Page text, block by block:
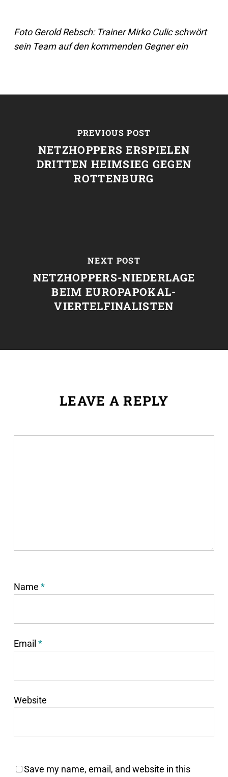
Foto Gerold Rebsch: Trainer Mirko Culic schwört
sein Team auf den kommenden Gegner ein
PREVIOUS POST
NETZHOPPERS ERSPIELEN
DRITTEN HEIMSIEG GEGEN
ROTTENBURG
NEXT POST
NETZHOPPERS-NIEDERLAGE
BEIM EUROPAPOKAL-
VIERTELFINALISTEN
LEAVE A REPLY
Name *
Email *
Website
Save my name, email, and website in this